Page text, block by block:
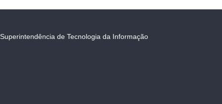
Superintendência de Tecnologia da Informação